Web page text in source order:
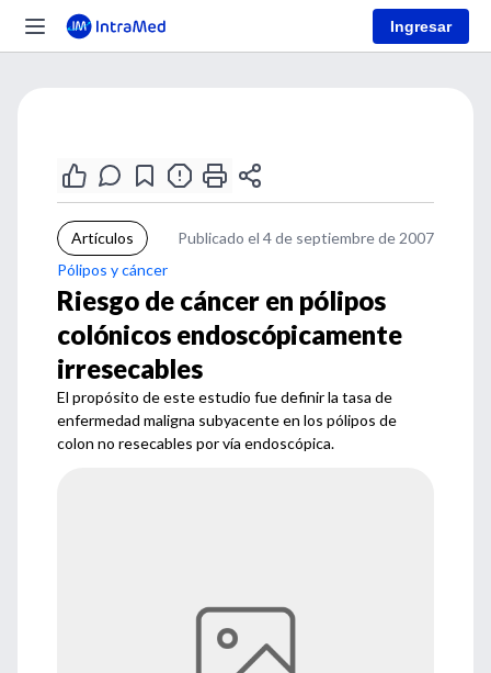
Ingresar
Artículos
Publicado el 4 de septiembre de 2007
Pólipos y cáncer
Riesgo de cáncer en pólipos
colónicos endoscópicamente
irresecables
El propósito de este estudio fue definir la tasa de
enfermedad maligna subyacente en los pólipos de
colon no resecables por vía endoscópica.